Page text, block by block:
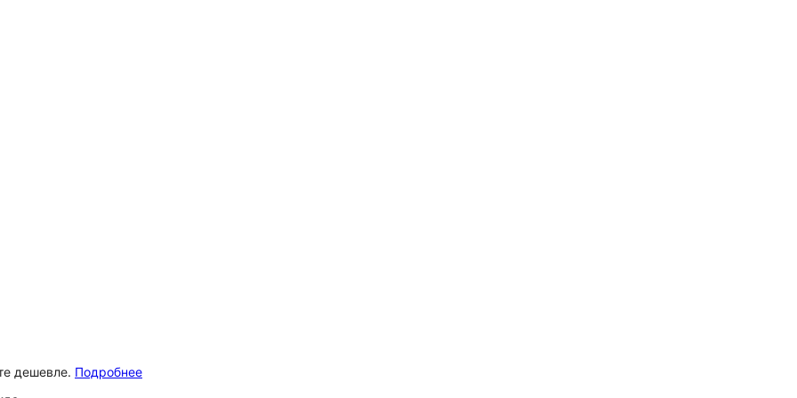
дешевле. Подробнее